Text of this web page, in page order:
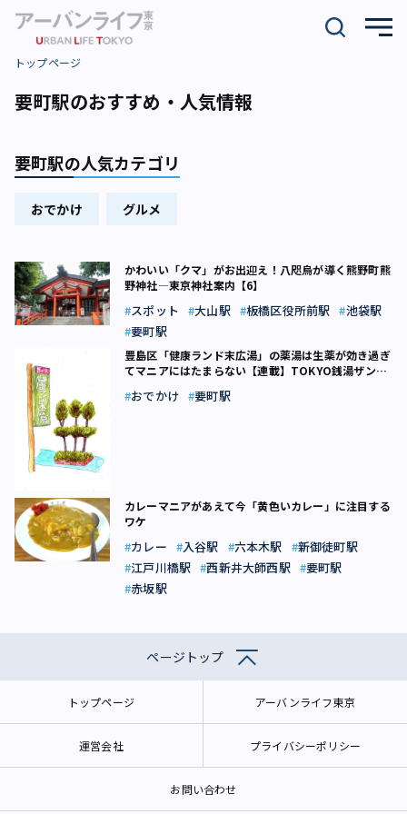
トップページ
要町駅のおすすめ・人気情報
要町駅の人気カテゴリ
おでかけ グルメ
かわいい「クマ」がお出迎え！八咫烏が導く熊野町熊
野神社―東京神社案内【6】
スポット 大山駅 板橋区役所前駅
池袋駅
要町駅
豊島区「健康ランド末広湯」の薬湯は生薬が効き過ぎ
てマニアにはたまらない【連載】TOKYO銭湯ザンブ
おでかけ 要町駅
カレーマニアがあえて今「黄色いカレー」に注目する
ワケ
カレー 入谷駅 六本木駅
新御徒町駅
江戸川橋駅
西新井大師西駅
要町駅
赤坂駅
ページトップ
トップページ アーバンライフ東京
運営会社 プライバシーポリシー
お問い合わせ